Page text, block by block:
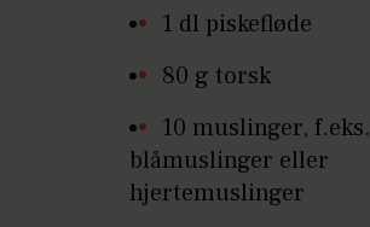
1 dl piskefløde
80 g torsk
10 muslinger, f.eks.
blåmuslinger eller
hjertemuslinger